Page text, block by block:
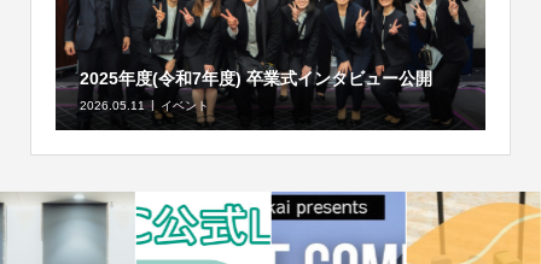
2025年度(令和7年度) 卒業式インタビュー公開
2026.05.11 イベント